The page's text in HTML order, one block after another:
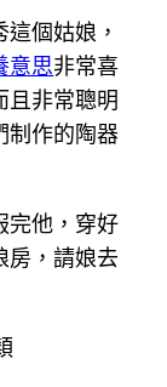
個姑娘，
意思非常喜
且非常聰明
制作的陶器
完他，穿好
房，請娘去